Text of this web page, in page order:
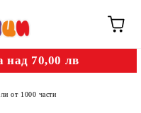
над 70,00 лв
от 1000 части